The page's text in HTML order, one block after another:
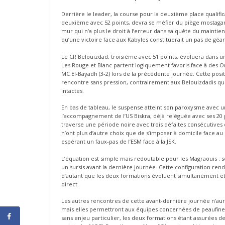
Derrière le leader, la course pour la deuxième place
deuxième avec 52 points, devra se méfier du piège
mur qui n’a plus le droit à l’erreur dans sa quête du
qu’une victoire face aux Kabyles constituerait un pas de
Le CR Belouizdad, troisième avec 51 points, évoluera dans
Les Rouge et Blanc partent logiquement favoris face à des
MC El-Bayadh (3-2) lors de la précédente journée. Cette
rencontre sans pression, contrairement aux Belouizdadis
intactes.
En bas de tableau, le suspense atteint son paroxysme avec
l’accompagnement de l’US Biskra, déjà reléguée avec ses
traverse une période noire avec trois défaites
n’ont plus d’autre choix que de s’imposer à domicile face
espérant un faux-pas de l’ESM face à la JSK.
L’équation est simple mais redoutable pour les
un sursis avant la dernière journée. Cette configuration
d’autant que les deux formations évoluent simultanément
direct.
Les autres rencontres de cette avant-dernière journée
mais elles permettront aux équipes concernées de
sans enjeu particulier, les deux formations étant assurées